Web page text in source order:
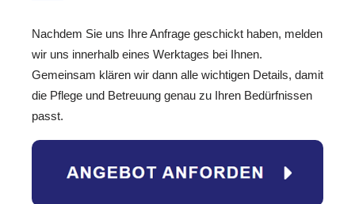
Nachdem Sie uns Ihre Anfrage geschickt haben, melden
wir uns innerhalb eines Werktages bei Ihnen.
Gemeinsam klären wir dann alle wichtigen Details, damit
die Pflege und Betreuung genau zu Ihren Bedürfnissen
passt.